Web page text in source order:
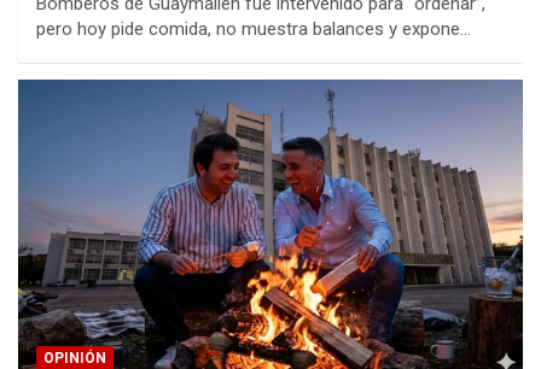
pero hoy pide comida, no muestra balances y expone…
OPINIÓN